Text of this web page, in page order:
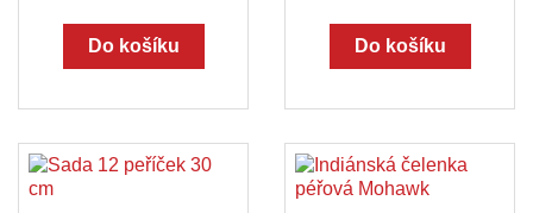
Do košíku Do košíku